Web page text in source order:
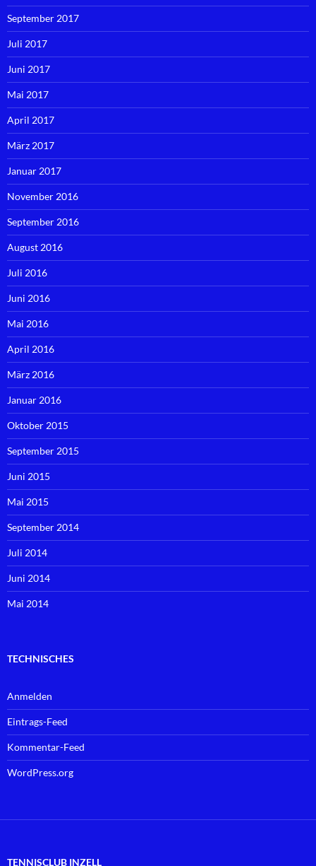
September 2017
Juli 2017
Juni 2017
Mai 2017
April 2017
März 2017
Januar 2017
November 2016
September 2016
August 2016
Juli 2016
Juni 2016
Mai 2016
April 2016
März 2016
Januar 2016
Oktober 2015
September 2015
Juni 2015
Mai 2015
September 2014
Juli 2014
Juni 2014
Mai 2014
TECHNISCHES
Anmelden
Eintrags-Feed
Kommentar-Feed
WordPress.org
TENNISCLUB INZELL